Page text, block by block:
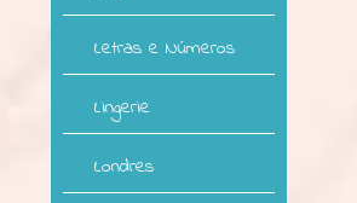
Letras e Números
Lingerie
Londres